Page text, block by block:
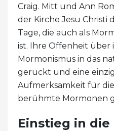
Craig. Mitt und Ann
der Kirche Jesu Christi
Tage, die auch als
ist. Ihre Offenheit über
Mormonismus in das
gerückt und eine
Aufmerksamkeit für
berühmte Mormonen
Einstieg in